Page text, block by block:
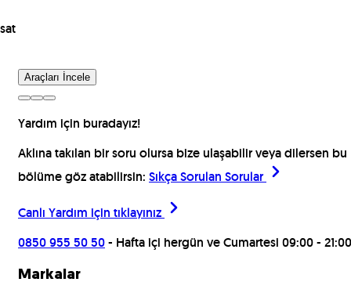
Araçları İncele
Yardım için buradayız!
Aklına takılan bir soru olursa bize ulaşabilir veya dilersen bu
bölüme göz atabilirsin: Sıkça Sorulan Sorular
Canlı Yardım için tıklayınız
0850 955 50 50- Hafta içi hergün ve Cumartesi 09:00 - 21:00
Markalar